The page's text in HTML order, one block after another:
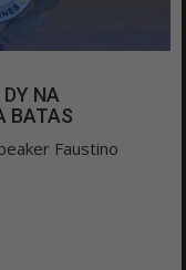
NA
BATAS
Faustino